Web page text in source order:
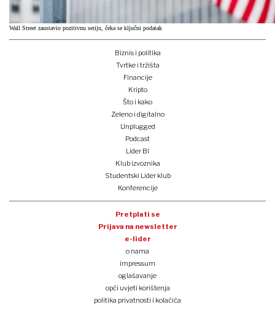
Wall Street zaustavio pozitivnu seriju, čeka se ključni podatak
Biznis i politika
Tvrtke i tržišta
Financije
Kripto
Što i kako
Zeleno i digitalno
Unplugged
Podcast
Lider BI
Klub izvoznika
Studentski Lider klub
Konferencije
Pretplati se
Prijava na newsletter
e-lider
o nama
impressum
oglašavanje
opći uvjeti korištenja
politika privatnosti i kolačića